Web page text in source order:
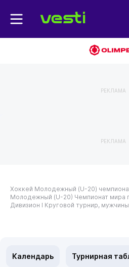
РЕКЛАМА
РЕКЛАМА
Хоккей Молодежный (U-20)
Молодежный (U-20) Чемпионат мира
Дивизион I Круговой турнир, мужчины
Календарь Турнирная